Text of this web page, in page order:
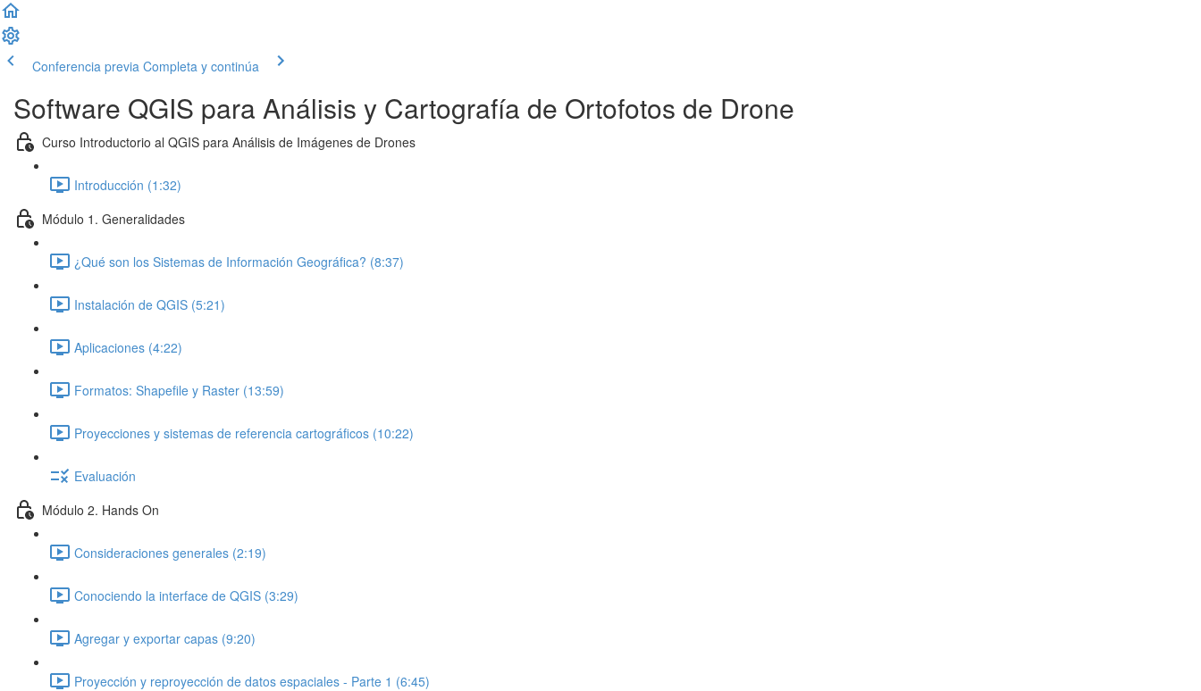
Conferencia previa Completa y continúa
Software QGIS para Análisis y Cartografía de Ortofotos de Drone
Curso Introductorio al QGIS para Análisis de Imágenes de Drones
Introducción (1:32)
Módulo 1. Generalidades
¿Qué son los Sistemas de Información Geográfica? (8:37)
Instalación de QGIS (5:21)
Aplicaciones (4:22)
Formatos: Shapefile y Raster (13:59)
Proyecciones y sistemas de referencia cartográficos (10:22)
Evaluación
Módulo 2. Hands On
Consideraciones generales (2:19)
Conociendo la interface de QGIS (3:29)
Agregar y exportar capas (9:20)
Proyección y reproyección de datos espaciales - Parte 1 (6:45)